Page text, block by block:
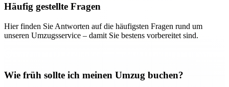
Häufig gestellte Fragen
Hier finden Sie Antworten auf die häufigsten Fragen rund um
unseren Umzugsservice – damit Sie bestens vorbereitet sind.
Wie früh sollte ich meinen Umzug buchen?